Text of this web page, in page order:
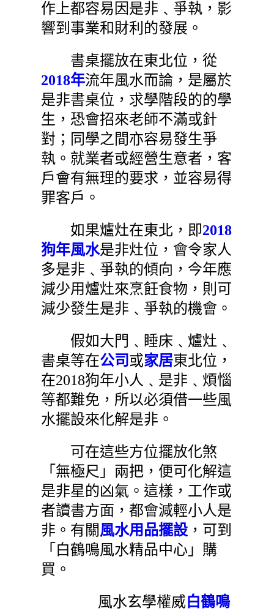
作上都容易因是非﹑爭執，影
響到事業和財利的發展。
書桌擺放在東北位，從
2018年流年風水而論，是屬於
是非書桌位，求學階段的的學
生，恐會招來老師不滿或針
對；同學之間亦容易發生爭
執。就業者或經營生意者，客
戶會有無理的要求，並容易得
罪客戶。
如果爐灶在東北，即2018
狗年風水是非灶位，會令家人
多是非﹑爭執的傾向，今年應
減少用爐灶來烹飪食物，則可
減少發生是非﹑爭執的機會。
假如大門﹑睡床﹑爐灶﹑
書桌等在公司或家居東北位，
在2018狗年小人﹑是非﹑煩惱
等都難免，所以必須借一些風
水擺設來化解是非。
可在這些方位擺放化煞
「無極尺」兩把，便可化解這
是非星的凶氣。這樣，工作或
者讀書方面，都會減輕小人是
非。有關風水用品擺設，可到
「白鶴鳴風水精品中心」購
買。
風水玄學權威白鶴鳴